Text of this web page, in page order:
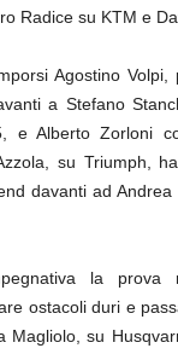
Radice su KTM e
Agostino
a Stefano
e Alberto Zorloni
su Triumph,
davanti ad
la prova
ostacoli duri e
Magliolo, su